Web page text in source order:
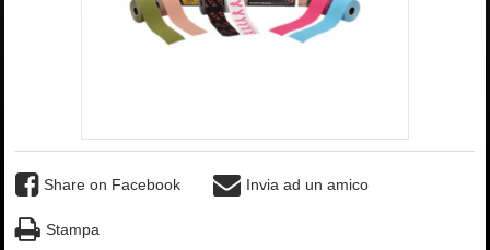
Share on Facebook Invia ad un amico
Stampa